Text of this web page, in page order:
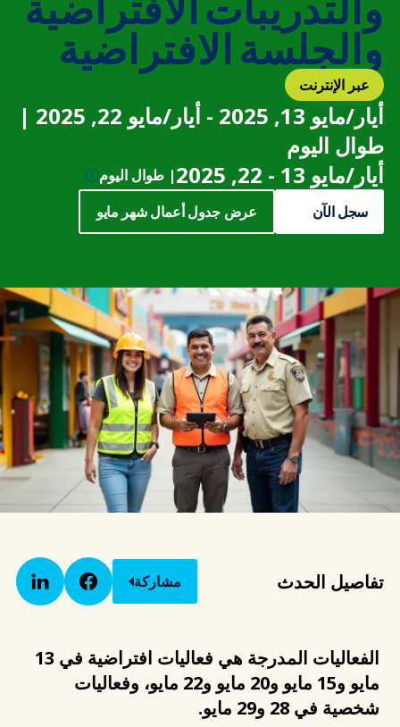
والجلسة الافتراضية
عبر الإنترنت
أيار/مايو 13, 2025 - أيار/مايو 22, 2025 |
طوال اليوم
أيار/مايو 13 - 22, 2025
| طوال اليوم
سجل الآن
عرض جدول أعمال شهر مايو
تفاصيل الحدث مشاركة
الفعاليات المدرجة هي فعاليات افتراضية في 13
مايو و15 مايو و20 مايو و22 مايو، وفعاليات
شخصية في 28 و29 مايو.